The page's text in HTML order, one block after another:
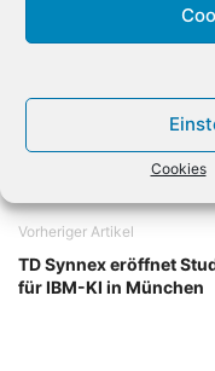
Cookies
brauchen beim
Vorheriger Artikel
TD Synnex eröffnet
für IBM-KI in München